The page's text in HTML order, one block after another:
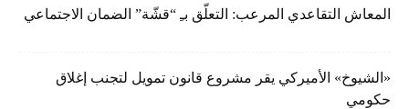
المعاش التقاعدي المرعب: التعلّق بـِ “قشّة” الضمان الاجتماعي
«الشيوخ» الأميركي يقر مشروع قانون تمويل لتجنب إغلاق
حكومي